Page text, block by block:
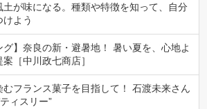
土が味になる。種類や特徴を知って、自分
よう
グ】奈良の新・避暑地！ 暑い夏を、心地よ
［中川政七商店］
フランス菓子を目指して！ 石渡未来さん
ィスリー”